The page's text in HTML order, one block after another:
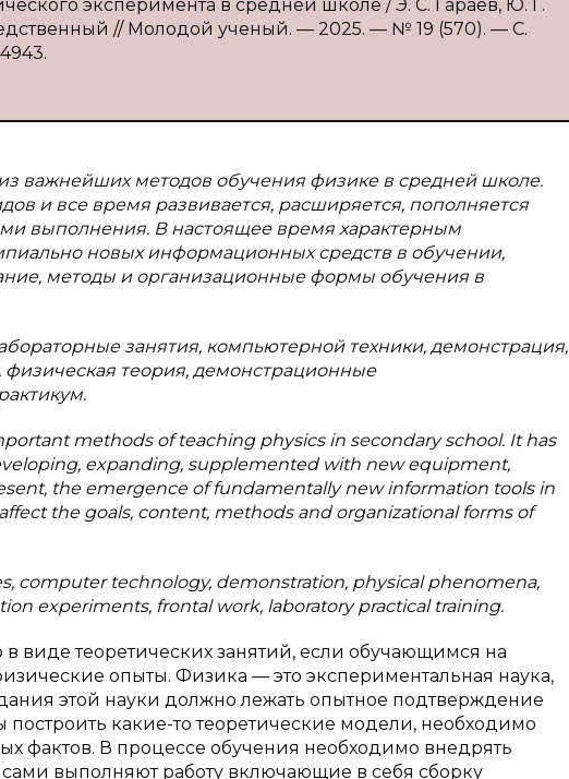
эксперимента в средней школе / Э. С. Гараев, Ю. Г.
// Молодой ученый. — 2025. — № 19 (570). — С.
важнейших методов обучения физике в средней школе.
и все время развивается, расширяется, пополняется
выполнения. В настоящее время характерным
новых информационных средств в обучении,
методы и организационные формы обучения в
занятия, компьютерной техники, демонстрация,
теория, демонстрационные
methods of teaching physics in secondary school. It has
expanding, supplemented with new equipment,
the emergence of fundamentally new information tools in
the goals, content, methods and organizational forms of
computer technology, demonstration, physical phenomena,
experiments, frontal work, laboratory practical training.
виде теоретических занятий, если обучающимся на
опыты. Физика — это экспериментальная наука,
этой науки должно лежать опытное подтверждение
построить какие-то теоретические модели, необходимо
фактов. В процессе обучения необходимо внедрять
выполняют работу включающие в себя сборку